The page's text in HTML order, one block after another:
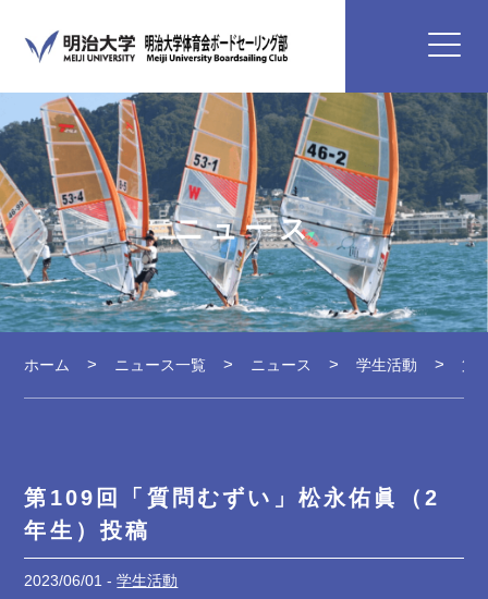
ニュース
ホーム ニュース一覧 ニュース 学生活動 第
第109回「質問むずい」松永佑眞（2
年生）投稿
2023/06/01 -学生活動